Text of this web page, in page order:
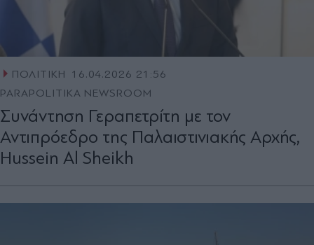
ΠΟΛΙΤΙΚΗ
16.04.2026 21:56
PARAPOLITIKA NEWSROOM
Συνάντηση Γεραπετρίτη με τον
Αντιπρόεδρο της Παλαιστινιακής Αρχής,
Hussein Al Sheikh